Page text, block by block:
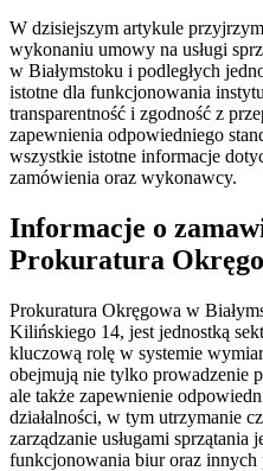
W dzisiejszym artykule
wykonaniu umowy na usługi
w Białymstoku i podległych
istotne dla funkcjonowania
transparentność i zgodność z
zapewnienia odpowiedniego
wszystkie istotne informacje
zamówienia oraz wykonawcy.
Informacje o
Prokuratura
Prokuratura Okręgowa w
Kilińskiego 14, jest jednostką
kluczową rolę w systemie
obejmują nie tylko prowadzenie
ale także zapewnienie
działalności, w tym utrzymanie
zarządzanie usługami sprzątania
funkcjonowania biur oraz innych